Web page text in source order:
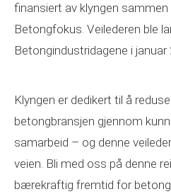
finansiert av klyngen
Betongfokus. Veilederen ble
Betongindustridagene i januar
Klyngen er dedikert til å
betongbransjen gjennom
samarbeid – og denne
veien. Bli med oss på denne
bærekraftig fremtid for